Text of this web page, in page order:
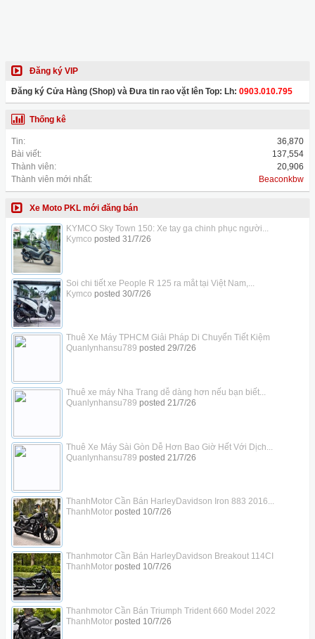
Đăng ký VIP
Đăng ký Cửa Hàng (Shop) và Đưa tin rao vặt lên Top: Lh: 0903.010.795
Thống kê
Tin:
36,870
Bài viết:
137,554
Thành viên:
20,906
Thành viên mới nhất:
Beaconkbw
Xe Moto PKL mới đăng bán
KYMCO Sky Town 150: Xe tay ga chinh phục người...
Kymco posted 31/7/26
Soi chi tiết xe People R 125 ra mắt tại Việt Nam,...
Kymco posted 30/7/26
Thuê Xe Máy TPHCM Giải Pháp Di Chuyển Tiết Kiệm
Quanlynhansu789 posted 29/7/26
Thuê xe máy Nha Trang dễ dàng hơn nếu bạn biết...
Quanlynhansu789 posted 21/7/26
Thuê Xe Máy Sài Gòn Dễ Hơn Bao Giờ Hết Với Dịch...
Quanlynhansu789 posted 21/7/26
ThanhMotor Cần Bán HarleyDavidson Iron 883 2016...
ThanhMotorposted 10/7/26
Thanhmotor Cần Bán HarleyDavidson Breakout 114CI
ThanhMotorposted 10/7/26
Thanhmotor Cần Bán Triumph Trident 660 Model 2022
ThanhMotorposted 10/7/26